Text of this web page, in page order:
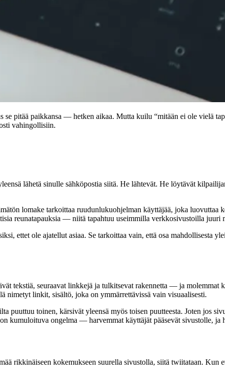
pitää paikkansa — hetken aikaa. Mutta kuilu “mitään ei ole vielä
vahingollisiin.
lähetä sinulle sähköpostia siitä. He lähtevät. He löytävät
lomake tarkoittaa ruudunlukuohjelman käyttäjää, joka luovuttaa
reunatapauksia — niitä tapahtuu useimmilla verkkosivustoilla juuri
ettet ole ajatellut asiaa. Se tarkoittaa vain, että osa mahdollisesta
tekstiä, seuraavat linkkejä ja tulkitsevat rakennetta — ja molemmat
nimetyt linkit, sisältö, joka on ymmärrettävissä vain visuaalisesti.
puuttuu toinen, kärsivät yleensä myös toisen puutteesta. Joten jos
kumuloituva ongelma — harvemmat käyttäjät pääsevät sivustolle, ja
rikkinäiseen kokemukseen suurella sivustolla, siitä twiitataan. Kun